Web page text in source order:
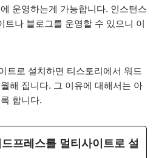
운영하는게 가능합니다. 인스턴스
트나 블로그를 운영할 수 있으니 이
트로 설치하면 티스토리에서 워드
해 집니다. 그 이유에 대해서는 아
합니다.
드프레스를 멀티사이트로 설